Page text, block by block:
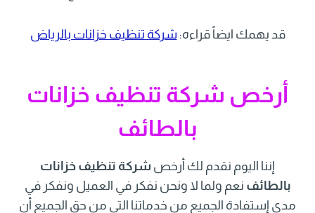
قد يهمك ايضاً قراءه: شركة تنظيف خزانات بالرياض
أرخص شركة تنظيف خزانات
بالطائف
إننا اليوم نقدم لك أرخص شركة تنظيف خزانات
بالطائف نعم ولما لا ونحن نفكر في العميل ونفكر في
مدى إستفادة الجميع من خدماتنا التي من حق الجميع أن